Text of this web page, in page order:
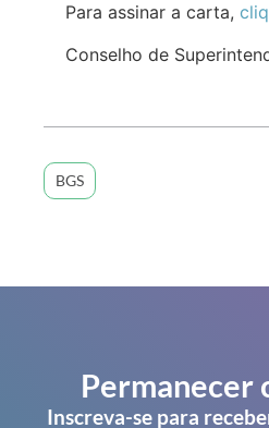
Para assinar a carta,
Conselho de
BGS
Permanecer
Inscreva-se para